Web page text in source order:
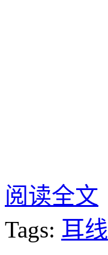
阅读全文
Tags: 耳线